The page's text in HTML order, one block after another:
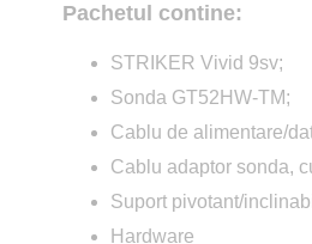
Pachetul contine:
STRIKER Vivid 9sv;
Sonda GT52HW-TM;
Cablu de alimentare/
Cablu adaptor sonda,
Suport pivotant/
Hardware